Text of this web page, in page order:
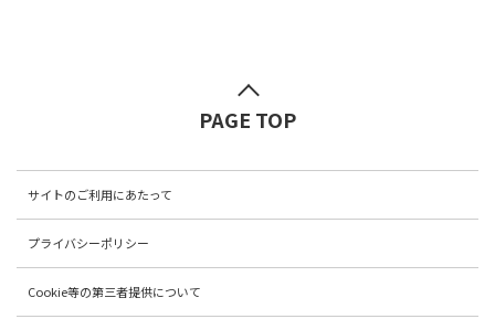
PAGE TOP
サイトのご利用にあたって
プライバシーポリシー
Cookie等の第三者提供について